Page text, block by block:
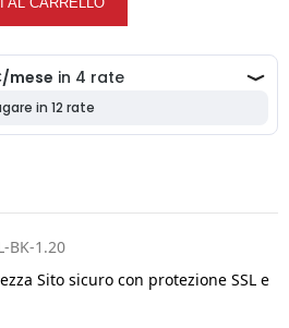
BK-1.20
Sito sicuro con protezione SSL e